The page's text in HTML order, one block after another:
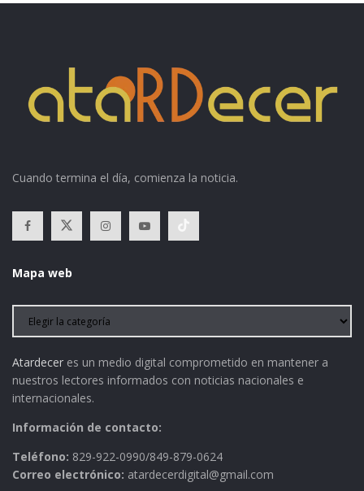
Cuando termina el día, comienza la noticia.
Mapa web
Atardecer es un medio digital comprometido en mantener a
nuestros lectores informados con noticias nacionales e
internacionales.
Información de contacto:
Teléfono: 829-922-0990/849-879-0624
Correo electrónico: atardecerdigital@gmail.com